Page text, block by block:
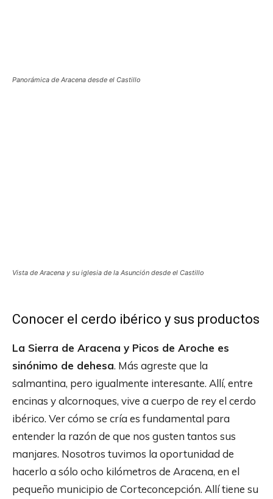
Panorámica de Aracena desde el Castillo
Vista de Aracena y su iglesia de la Asunción desde el Castillo
Conocer el cerdo ibérico y sus productos
La Sierra de Aracena y Picos de Aroche es
sinónimo de dehesa. Más agreste que la
salmantina, pero igualmente interesante. Allí, entre
encinas y alcornoques, vive a cuerpo de rey el cerdo
ibérico. Ver cómo se cría es fundamental para
entender la razón de que nos gusten tantos sus
manjares. Nosotros tuvimos la oportunidad de
hacerlo a sólo ocho kilómetros de Aracena, en el
pequeño municipio de Corteconcepción. Allí tiene su